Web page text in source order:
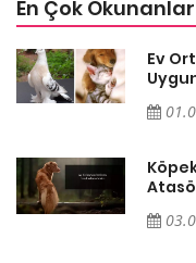
En Çok Okunanlar
Ev